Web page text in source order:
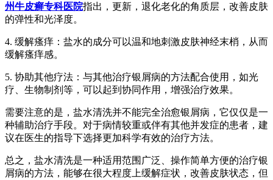
州牛皮癣专科医院指出，更新，退化老化的角质层，改善皮肤
的弹性和光泽度。
4. 缓解瘙痒：盐水的成分可以温和地刺激皮肤神经末梢，从而
缓解瘙痒感。
5. 协助其他疗法：与其他治疗银屑病的方法配合使用，如光
疗、生物制剂等，可以起到协同作用，增强治疗效果。
需要注意的是，盐水清洗并不能完全治愈银屑病，它仅仅是一
种辅助治疗手段。对于病情较重或伴有其他并发症的患者，建
议在医生的指导下选择更加科学有效的治疗方法。
总之，盐水清洗是一种适用范围广泛、操作简单方便的治疗银
屑病的方法，能够在很大程度上缓解症状，改善皮肤状态，但